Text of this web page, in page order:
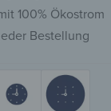
100% Ökostrom
Bestellung